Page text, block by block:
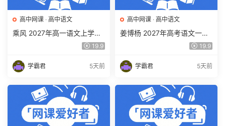
高中网课 · 高中语文
乘风 2027年高一语文上学期
网课教程 高一语文 暑假班视
19.9
学霸君 5天前
高中网课 · 高中语文
姜博杨 2027年高考语文一轮
复习网课教程 高三语文 上学
下载
19.9
学霸君 5天前